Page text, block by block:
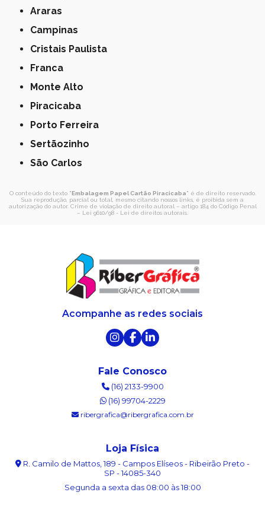
Araras
Campinas
Cristais Paulista
Franca
Monte Alto
Piracicaba
Porto Ferreira
Sertãozinho
São Carlos
O conteúdo do texto "Embalagem Papel Cartão Piracicaba" é de direito reservado.
Sua reprodução, parcial ou total, mesmo citando nossos links, é proibida sem a
autorização do autor. Crime de violação de direito autoral – artigo 184 do Código Penal
– Lei 9610/98 - Lei de direitos autorais
Acompanhe as redes sociais
Fale Conosco
(16) 2133-9900
(16) 99704-2229
ribergrafica@ribergrafica.com.br
Loja Física
R. Camilo de Mattos, 189 - Campos Elíseos - Ribeirão Preto -
SP - 14085-340
Segunda a sexta das 08:00 às 18:00